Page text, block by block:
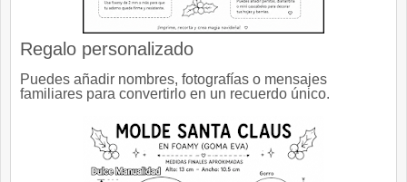
Regalo personalizado
Puedes añadir nombres, fotografías o mensajes
familiares para convertirlo en un recuerdo único.